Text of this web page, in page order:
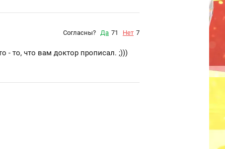
Согласны? Да 71 Нет 7
- то, что вам доктор прописал. ;)))